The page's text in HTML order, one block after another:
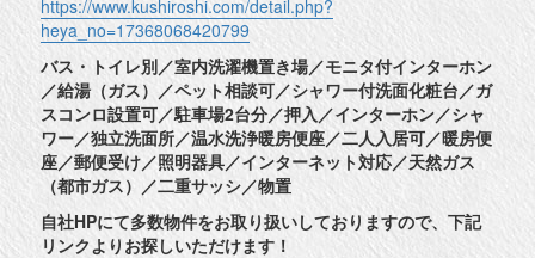
https://www.kushiroshi.com/detail.php?
heya_no=17368068420799
バス・トイレ別／室内洗濯機置き場／モニタ付インターホン
／給湯（ガス）／ペット相談可／シャワー付洗面化粧台／ガ
スコンロ設置可／駐車場2台分／押入／インターホン／シャ
ワー／独立洗面所／温水洗浄暖房便座／二人入居可／暖房便
座／郵便受け／照明器具／インターネット対応／天然ガス
（都市ガス）／二重サッシ／物置
自社HPにて多数物件をお取り扱いしておりますので、下記
リンクよりお探しいただけます！